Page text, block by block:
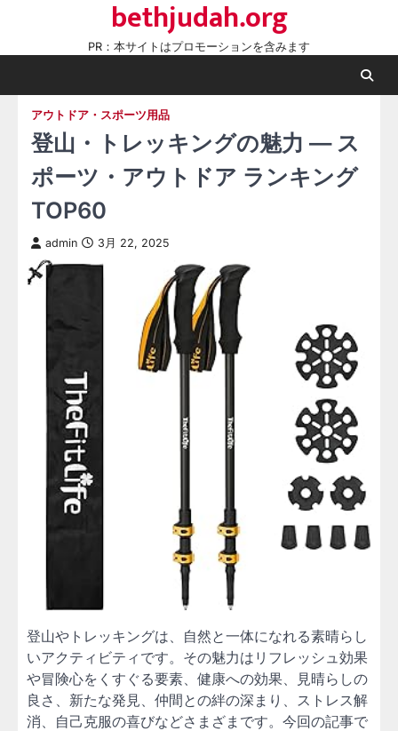
content
bethjudah.org
PR：本サイトはプロモーションを含みます
アウトドア・スポーツ用品
登山・トレッキングの魅力 — ス
ポーツ・アウトドア ランキング
TOP60
admin 3月 22, 2025
登山やトレッキングは、自然と一体になれる素晴らし
いアクティビティです。その魅力はリフレッシュ効果
や冒険心をくすぐる要素、健康への効果、見晴らしの
良さ、新たな発見、仲間との絆の深まり、ストレス解
消、自己克服の喜びなどさまざまです。今回の記事で